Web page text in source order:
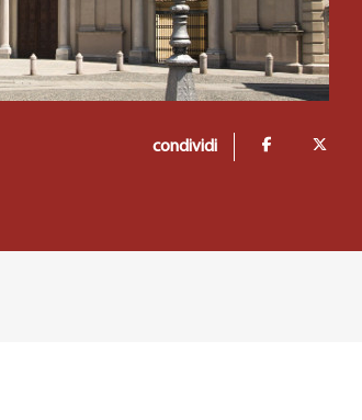
condividi